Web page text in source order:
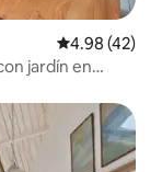
Calificación
4.98 (42)
jardín en